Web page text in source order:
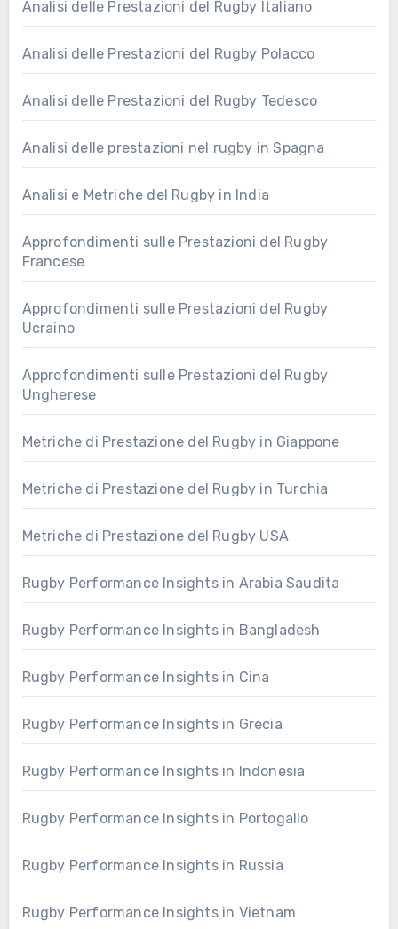
Analisi delle Prestazioni del Rugby Italiano
Analisi delle Prestazioni del Rugby Polacco
Analisi delle Prestazioni del Rugby Tedesco
Analisi delle prestazioni nel rugby in Spagna
Analisi e Metriche del Rugby in India
Approfondimenti sulle Prestazioni del Rugby
Francese
Approfondimenti sulle Prestazioni del Rugby
Ucraino
Approfondimenti sulle Prestazioni del Rugby
Ungherese
Metriche di Prestazione del Rugby in Giappone
Metriche di Prestazione del Rugby in Turchia
Metriche di Prestazione del Rugby USA
Rugby Performance Insights in Arabia Saudita
Rugby Performance Insights in Bangladesh
Rugby Performance Insights in Cina
Rugby Performance Insights in Grecia
Rugby Performance Insights in Indonesia
Rugby Performance Insights in Portogallo
Rugby Performance Insights in Russia
Rugby Performance Insights in Vietnam